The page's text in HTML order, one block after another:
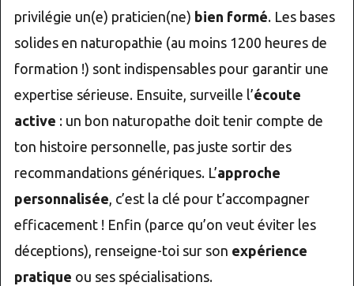
privilégie un(e) praticien(ne) bien formé. Les bases
solides en naturopathie (au moins 1200 heures de
formation !) sont indispensables pour garantir une
expertise sérieuse. Ensuite, surveille l’écoute
active : un bon naturopathe doit tenir compte de
ton histoire personnelle, pas juste sortir des
recommandations génériques. L’approche
personnalisée, c’est la clé pour t’accompagner
efficacement ! Enfin (parce qu’on veut éviter les
déceptions), renseigne-toi sur son expérience
pratique ou ses spécialisations.